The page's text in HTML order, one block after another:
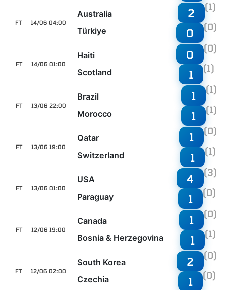
14/06 04:00
FT
Australia
Türkiye
2 (1)
0 (0)
14/06 01:00
FT
Haiti
Scotland
0 (0)
1 (1)
13/06 22:00
FT
Brazil
Morocco
1 (1)
1 (1)
13/06 19:00
FT
Qatar
Switzerland
1 (0)
1 (1)
13/06 01:00
FT
USA
Paraguay
4 (3)
1 (0)
12/06 19:00
FT
Canada
Bosnia & Herzegovina
1 (0)
1 (1)
12/06 02:00
FT
South Korea
Czechia
2 (0)
1 (0)